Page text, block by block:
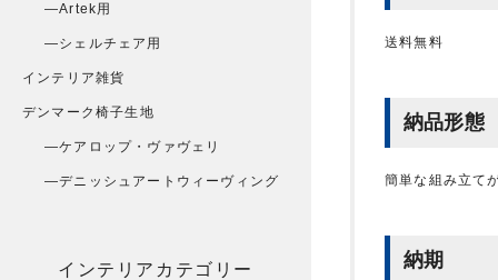
送料無料
納品形態
簡単な組み立て
納期
Artek用
シェルチェア用
インテリア雑貨
デンマーク椅子生地
ケアロップ・ヴァヴェリ
デニッシュアートウィーヴィング
インテリアカテゴリー